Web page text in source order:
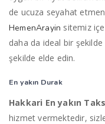
de ucuza seyahat
HemenArayin sitemiz
daha da ideal bir
şekilde elde edin.
En yakın Durak
Hakkari En yakın
hizmet vermektedir,